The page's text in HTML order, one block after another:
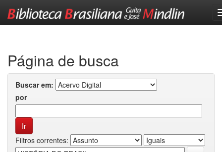
Página de busca
Buscar em:
por
Filtros correntes: